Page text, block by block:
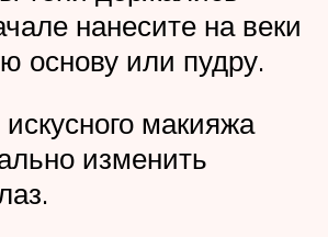
нанесите на веки
основу или пудру.
макияжа
изменить